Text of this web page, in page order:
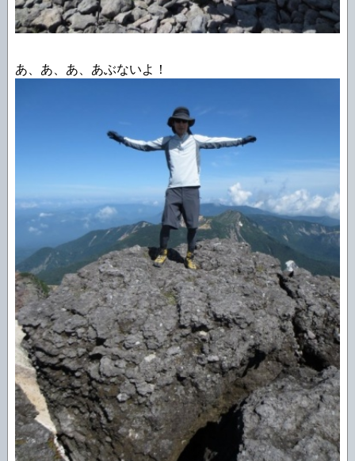
あ、あ、あ、あぶないよ！